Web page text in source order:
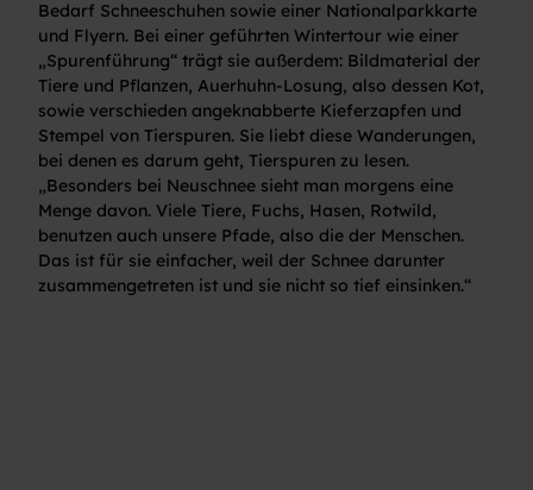
Bedarf Schneeschuhen sowie einer Nationalparkkarte
und Flyern. Bei einer geführten Wintertour wie einer
„Spurenführung“ trägt sie außerdem: Bildmaterial der
Tiere und Pflanzen, Auerhuhn-Losung, also dessen Kot,
sowie verschieden angeknabberte Kieferzapfen und
Stempel von Tierspuren. Sie liebt diese Wanderungen,
bei denen es darum geht, Tierspuren zu lesen.
„Besonders bei Neuschnee sieht man morgens eine
Menge davon. Viele Tiere, Fuchs, Hasen, Rotwild,
benutzen auch unsere Pfade, also die der Menschen.
Das ist für sie einfacher, weil der Schnee darunter
zusammengetreten ist und sie nicht so tief einsinken.“